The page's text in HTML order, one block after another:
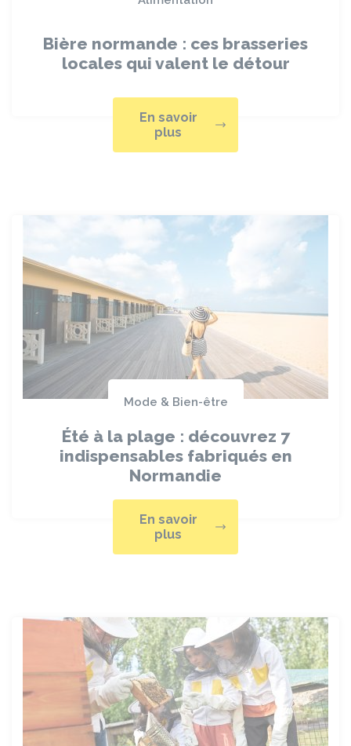
Bière normande : ces brasseries
locales qui valent le détour
En savoir
plus
Mode & Bien-être
Été à la plage : découvrez 7
indispensables fabriqués en
Normandie
En savoir
plus